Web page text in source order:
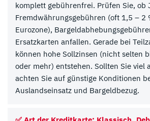
komplett gebührenfrei. Prüfen Sie, ob
Fremdwährungsgebühren (oft 1,5 – 2
Eurozone),
Ersatzkarten anfallen. Gerade bei
können hohe Sollzinsen (nicht selten
oder mehr) entstehen. Sollten Sie viel
achten Sie auf günstige Konditionen
Auslandseinsatz und Bargeldbezug.